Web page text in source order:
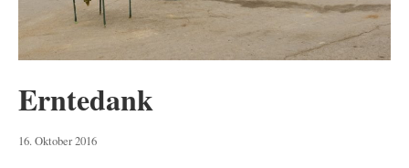
Erntedank
16. Oktober 201626.